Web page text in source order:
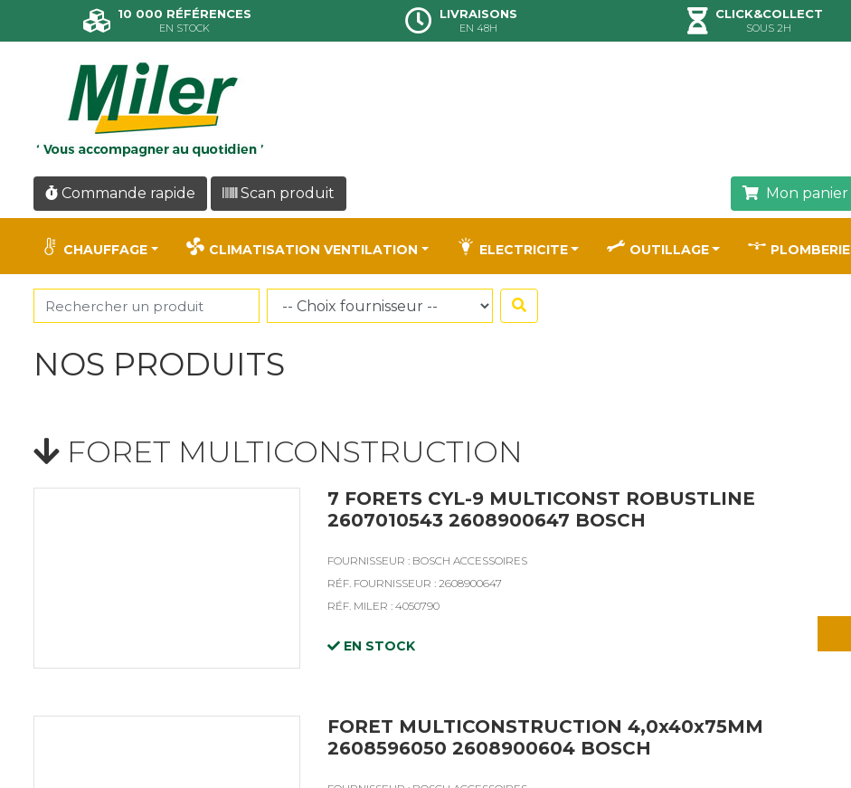
10 000 RÉFÉRENCES
EN STOCK
LIVRAISONS
EN 48H
CLICK&COLLECT
SOUS 2H
Commande rapide Scan produit Mon panier
CHAUFFAGE CLIMATISATION VENTILATION ELECTRICITE OUTILLAGE PLOMBERIE
NOS PRODUITS
FORET MULTICONSTRUCTION
7 FORETS CYL-9 MULTICONST ROBUSTLINE
2607010543 2608900647 BOSCH
FOURNISSEUR : BOSCH ACCESSOIRES
RÉF. FOURNISSEUR : 2608900647
RÉF. MILER : 4050790
EN STOCK
FORET MULTICONSTRUCTION 4,0x40x75MM
2608596050 2608900604 BOSCH
Panneau de gestion des cookies